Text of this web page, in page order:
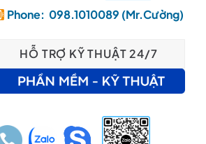
Phone: 098.1010089 (Mr.Cường)
HỖ TRỢ KỸ THUẬT 24/7